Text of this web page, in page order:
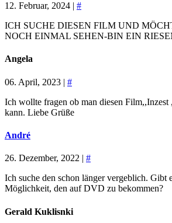
12. Februar, 2024 | #
ICH SUCHE DIESEN FILM UND
NOCH EINMAL SEHEN-BIN EIN
Angela
06. April, 2023 | #
Ich wollte fragen ob man diesen
kann. Liebe Grüße
André
26. Dezember, 2022 | #
Ich suche den schon länger vergeblich. Gibt
Möglichkeit, den auf DVD zu bekommen?
Gerald Kuklisnki